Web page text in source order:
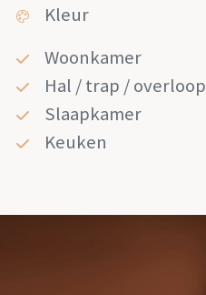
Kleur
Woonkamer
Hal / trap / overloop
Slaapkamer
Keuken